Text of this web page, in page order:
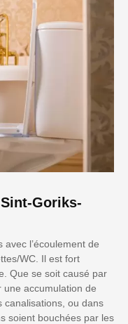
Goriks-
l’écoulement de
WC. Il est fort
Que se soit causé par
accumulation de
canalisations, ou dans
soient bouchées par les